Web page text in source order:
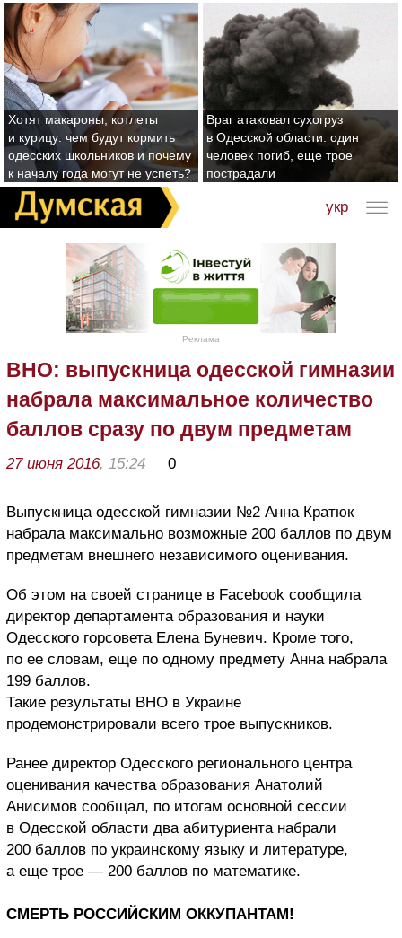
Хотят макароны, котлеты
и курицу: чем будут кормить
одесских школьников и почему
к началу года могут не успеть?
Враг атаковал сухогруз
в Одесской области: один
человек погиб, еще трое
пострадали
укр
Реклама
ВНО: выпускница одесской гимназии
набрала максимальное количество
баллов сразу по двум предметам
27 июня 2016, 15:24 0
Выпускница одесской гимназии №2 Анна Кратюк
набрала максимально возможные 200 баллов по двум
предметам внешнего независимого оценивания.
Об этом на своей странице в Facebook сообщила
директор департамента образования и науки
Одесского горсовета Елена Буневич. Кроме того,
по ее словам, еще по одному предмету Анна набрала
199 баллов.
Такие результаты ВНО в Украине
продемонстрировали всего трое выпускников.
Ранее директор Одесского регионального центра
оценивания качества образования Анатолий
Анисимов сообщал, по итогам основной сессии
в Одесской области два абитуриента набрали
200 баллов по украинскому языку и литературе,
а еще трое — 200 баллов по математике.
СМЕРТЬ РОССИЙСКИМ ОККУПАНТАМ!